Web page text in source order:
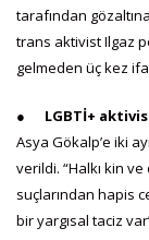
tarafından
trans aktivist Ilgaz
gelmeden üç kez
● LGBTİ+
Asya Gökalp’e iki
verildi. “Halkı kin
suçlarından hapis
bir yargısal taciz